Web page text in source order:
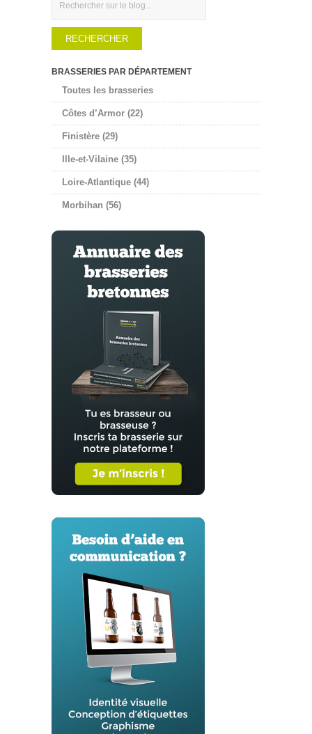
BRASSERIES PAR DÉPARTEMENT
Toutes les brasseries
Côtes d’Armor (22)
Finistère (29)
Ille-et-Vilaine (35)
Loire-Atlantique (44)
Morbihan (56)